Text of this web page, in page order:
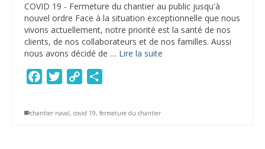
COVID 19 - Fermeture du chantier au public jusqu'à
nouvel ordre Face à la situation exceptionnelle que nous
vivons actuellement, notre priorité est la santé de nos
clients, de nos collaborateurs et de nos familles. Aussi
nous avons décidé de … Lire la suite
FacebookTwitterCopy
chantier naval, covid 19, fermeture du chantier